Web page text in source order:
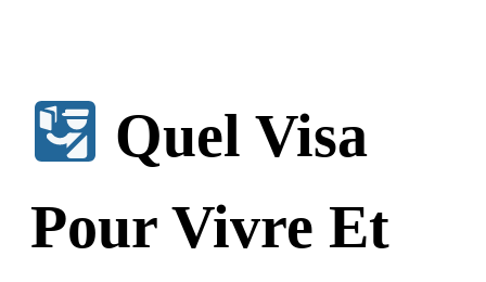
Quel Visa
Pour Vivre Et